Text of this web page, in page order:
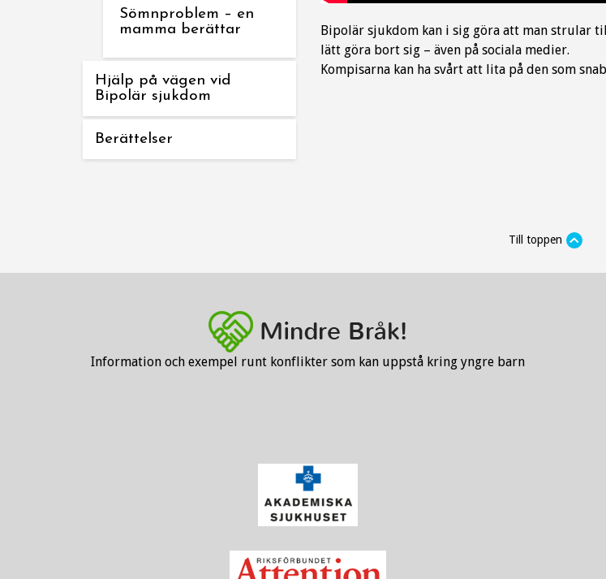
Sömnproblem – en
mamma berättar
Hjälp på vägen vid
Bipolär sjukdom
Berättelser
Bipolär sjukdom kan i sig göra att man strular
lätt göra bort sig – även på sociala medier.
Kompisarna kan ha svårt att lita på den som
Till toppen
Information och exempel runt konflikter som kan uppstå kring yngre barn